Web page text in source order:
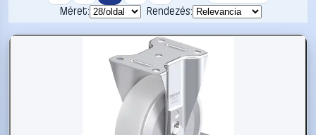
Méret:
Rendezés: